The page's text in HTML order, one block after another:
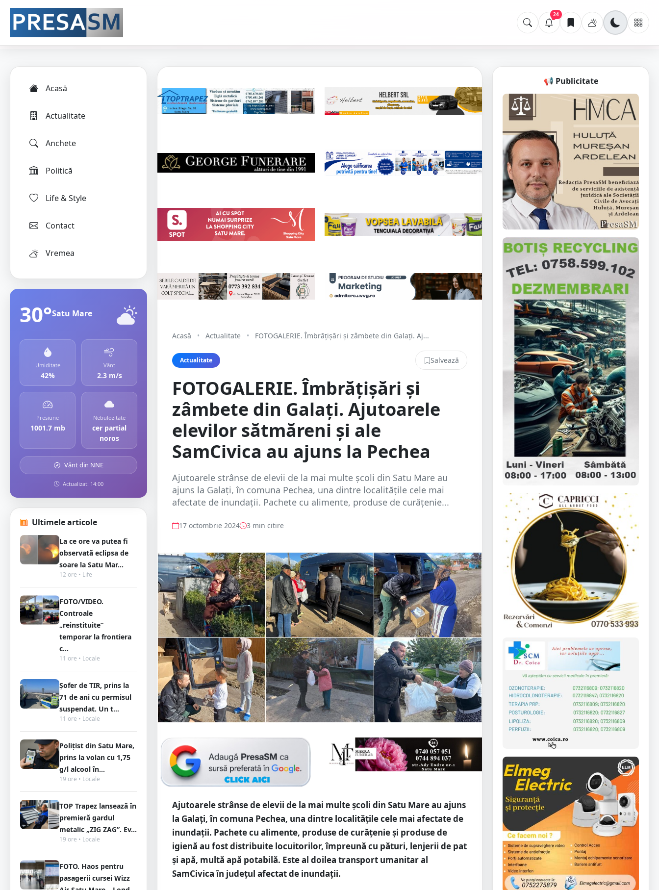
24
Acasă
Actualitate
Anchete
Politică
Life & Style
Contact
Vremea
30°Satu Mare
Umiditate
42%
Vânt
2.3 m/s
Presiune
1001.7 mb
Nebulozitate
cer partial
noros
Vânt din NNE
Actualizat: 14:00
Ultimele articole
La ce ore va putea fi
observată eclipsa de
soare la Satu Mar...
12 ore • Life
FOTO/VIDEO.
Controale
„reinstituite”
temporar la frontiera
c...
11 ore • Locale
Șofer de TIR, prins la
71 de ani cu permisul
suspendat. Un t...
11 ore • Locale
Polițist din Satu Mare,
prins la volan cu 1,75
g/l alcool în...
19 ore • Locale
TOP Trapez lansează în
premieră gardul
metalic „ZIG ZAG”. Ev...
19 ore • Locale
FOTO. Haos pentru
pasagerii cursei Wizz
Acasă • Actualitate • FOTOGALERIE. Îmbrățișări și zâmbete din Galați. Aj...
Actualitate Salvează
FOTOGALERIE. Îmbrățișări și
zâmbete din Galați. Ajutoarele
elevilor sătmăreni și ale
SamCivica au ajuns la Pechea
Ajutoarele strânse de elevii de la mai multe școli din Satu Mare au
ajuns la Galați, în comuna Pechea, una dintre localitățile cele mai
afectate de inundații. Pachete cu alimente, produse de curățenie...
17 octombrie 2024 3 min citire
Ajutoarele strânse de elevii de la mai multe școli din Satu Mare au ajuns
la Galați, în comuna Pechea, una dintre localitățile cele mai afectate de
inundații. Pachete cu alimente, produse de curățenie și produse de
igienă au fost distribuite locuitorilor, împreună cu pături, lenjerii de pat
și apă, multă apă potabilă. Este al doilea transport umanitar al
SamCivica în județul afectat de inundații.
📢 Publicitate